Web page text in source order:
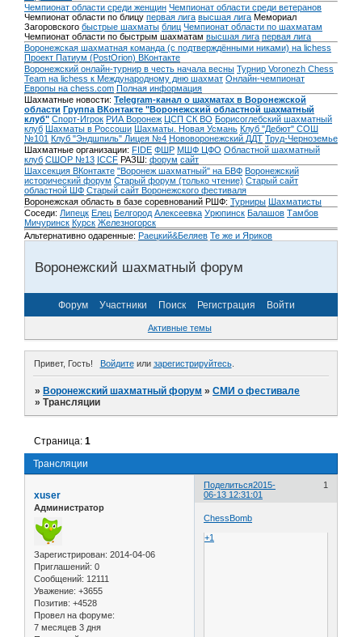
Чемпионат области среди женщин Чемпионат области среди ветеранов
Чемпионат области по блицу первая лига высшая лига Мемориал
Загоровского быстрые шахматы блиц Чемпионат области по шахматам
Чемпионат области по быстрым шахматам высшая лига первая лига
Воронежская шахматная команда (с подтверждёнными никами) на lichess
Проект Патиум (PostOrion) ВКонтакте
Воронежский онлайн-турнир в честь начала весны Турнир Voronezh Chess
Team на lichess к Международному дню шахмат Онлайн-чемпионат
Европы на chess.com Полная информация
Шахматные новости: Telegram-канал о шахматах в Воронежской
области Группа ВКонтакте "Воронежский областной шахматный
клуб" Спорт-Игрок РИА Воронеж ЦСП СК ВО Борисоглебский шахматный
клуб Шахматы в Россоши Шахматы. Новая Усмань Клуб "Дебют" СОШ
№101 Клуб "Эндшпиль" Лицея №4 Нововоронежский ДДТ Труд-Черноземье
Шахматные организации: FIDE ФШР МШФ ЦФО Областной шахматный
клуб СШОР №13 ICCF РАЗШ: форум сайт
Шахсекция ВКонтакте "Воронеж шахматный" на БВФ Воронежский
исторический форум Cтарый форум (только чтение) Старый сайт
областной ШФ Старый сайт Воронежского фестиваля
Воронежская область в базе соревнований РШФ: Турниры Шахматисты
Соседи: Липецк Елец Белгород Алексеевка Урюпинск Балашов Тамбов
Мичуринск Курск Железногорск
Альтернативно одаренные: Раецкий&Беляев Те же и Яриков
Воронежский шахматный форум
Форум Участники Поиск Регистрация Войти
Активные темы
Привет, Гость! Войдитеили зарегистрируйтесь.
»Воронежский шахматный форум »СМИ о фестивале
»Трансляции
Трансляции
Страница:1
Поделиться 1
2015-
06-13 12:31:01
xuser
Администратор
Зарегистрирован: 2014-04-06
Приглашений: 0
Сообщений: 12111
Уважение: +3655
Позитив: +4528
Провел на форуме:
7 месяцев 3 дня
ChessBomb
+1